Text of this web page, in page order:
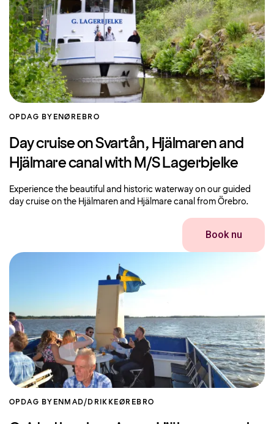
OPDAG BYENØREBRO
Day cruise on Svartån, Hjälmaren and
Hjälmare canal with M/S Lagerbjelke
Experience the beautiful and historic waterway on our guided
day cruise on the Hjälmaren and Hjälmare canal from Örebro.
Book nu
OPDAG BYEN MAD/DRIKKEØREBRO